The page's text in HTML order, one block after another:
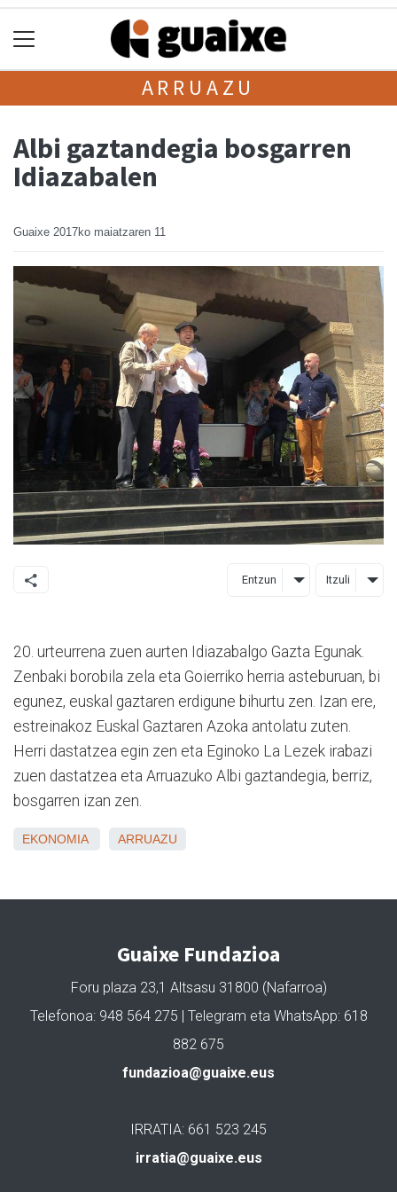
ARRUAZU
Albi gaztandegia bosgarren
Idiazabalen
Guaixe 2017ko maiatzaren 11
Entzun Itzuli
20. urteurrena zuen aurten Idiazabalgo Gazta Egunak.
Zenbaki borobila zela eta Goierriko herria asteburuan, bi
egunez, euskal gaztaren erdigune bihurtu zen. Izan ere,
estreinakoz Euskal Gaztaren Azoka antolatu zuten.
Herri dastatzea egin zen eta Eginoko La Lezek irabazi
zuen dastatzea eta Arruazuko Albi gaztandegia, berriz,
bosgarren izan zen.
EKONOMIA ARRUAZU
Guaixe Fundazioa
Foru plaza 23,1 Altsasu 31800 (Nafarroa)
Telefonoa: 948 564 275 | Telegram eta WhatsApp: 618
882 675
fundazioa@guaixe.eus
IRRATIA: 661 523 245
irratia@guaixe.eus